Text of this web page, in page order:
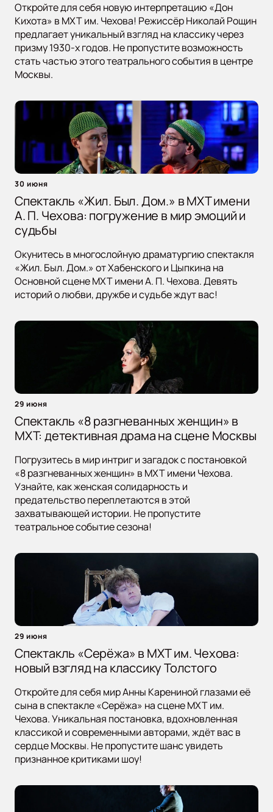
Откройте для себя новую интерпретацию «Дон
Кихота» в МХТ им. Чехова! Режиссёр Николай Рощин
предлагает уникальный взгляд на классику через
призму 1930-х годов. Не пропустите возможность
стать частью этого театрального события в центре
Москвы.
30 июня
Спектакль «Жил. Был. Дом.» в МХТ имени
А. П. Чехова: погружение в мир эмоций и
судьбы
Окунитесь в многослойную драматургию спектакля
«Жил. Был. Дом.» от Хабенского и Цыпкина на
Основной сцене МХТ имени А. П. Чехова. Девять
историй о любви, дружбе и судьбе ждут вас!
29 июня
Спектакль «8 разгневанных женщин» в
МХТ: детективная драма на сцене Москвы
Погрузитесь в мир интриг и загадок с постановкой
«8 разгневанных женщин» в МХТ имени Чехова.
Узнайте, как женская солидарность и
предательство переплетаются в этой
захватывающей истории. Не пропустите
театральное событие сезона!
29 июня
Спектакль «Серёжа» в МХТ им. Чехова:
новый взгляд на классику Толстого
Откройте для себя мир Анны Карениной глазами её
сына в спектакле «Серёжа» на сцене МХТ им.
Чехова. Уникальная постановка, вдохновленная
классикой и современными авторами, ждёт вас в
сердце Москвы. Не пропустите шанс увидеть
признанное критиками шоу!